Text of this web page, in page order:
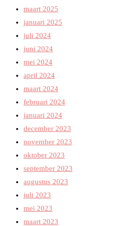
maart 2025
januari 2025
juli 2024
juni 2024
mei 2024
april 2024
maart 2024
februari 2024
januari 2024
december 2023
november 2023
oktober 2023
september 2023
augustus 2023
juli 2023
mei 2023
maart 2023